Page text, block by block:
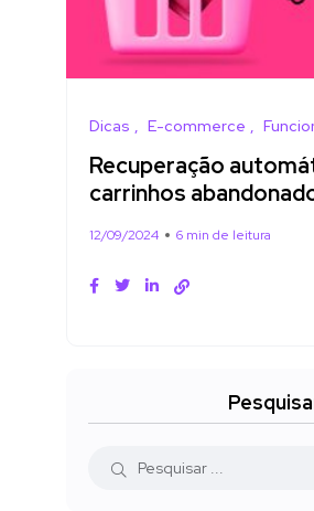
Dicas E-commerce
Recuperação
carrinhos
12/09/2024 6 min de leitura